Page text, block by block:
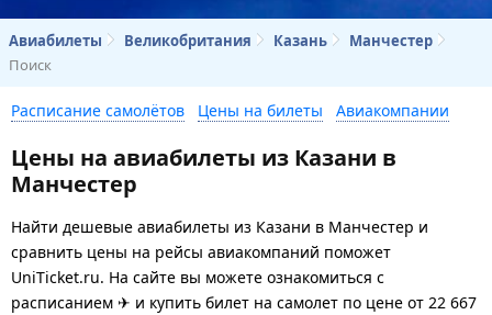
Авиабилеты Великобритания Казань
Манчестер
Поиск
Расписание самолётов Цены на билеты Авиакомпании
Цены на авиабилеты из Казани в
Манчестер
Найти дешевые авиабилеты из Казани в Манчестер и
сравнить цены на рейсы авиакомпаний поможет
UniTicket.ru. На сайте вы можете ознакомиться с
расписанием ✈ и купить билет на самолет по цене от 22 667